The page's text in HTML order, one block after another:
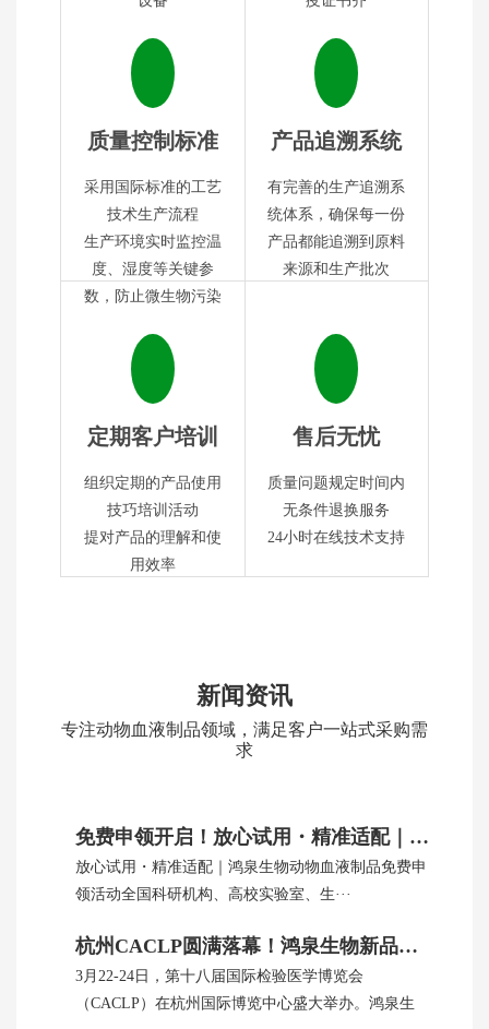
质量控制标准
采用国际标准的工艺
技术生产流程
生产环境实时监控温
度、湿度等关键参
数，防止微生物污染
产品追溯系统
有完善的生产追溯系
统体系，确保每一份
产品都能追溯到原料
来源和生产批次
定期客户培训
组织定期的产品使用
技巧培训活动
提对产品的理解和使
用效率
售后无忧
质量问题规定时间内
无条件退换服务
24小时在线技术支持
新闻资讯
专注动物血液制品领域，满足客户一站式采购需
求
免费申领开启！放心试用・精准适配｜鸿泉生物动物血制品
放心试用・精准适配｜鸿泉生物动物血液制品免费申
领活动全国科研机构、高校实验室、生···
杭州CACLP圆满落幕！鸿泉生物新品引全球瞩目
3月22-24日，第十八届国际检验医学博览会
（CACLP）在杭州国际博览中心盛大举办。鸿泉生